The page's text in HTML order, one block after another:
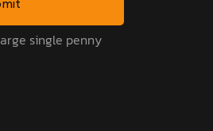
single penny